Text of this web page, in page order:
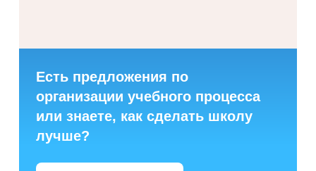
Есть предложения по
организации учебного процесса
или знаете, как сделать школу
лучше?